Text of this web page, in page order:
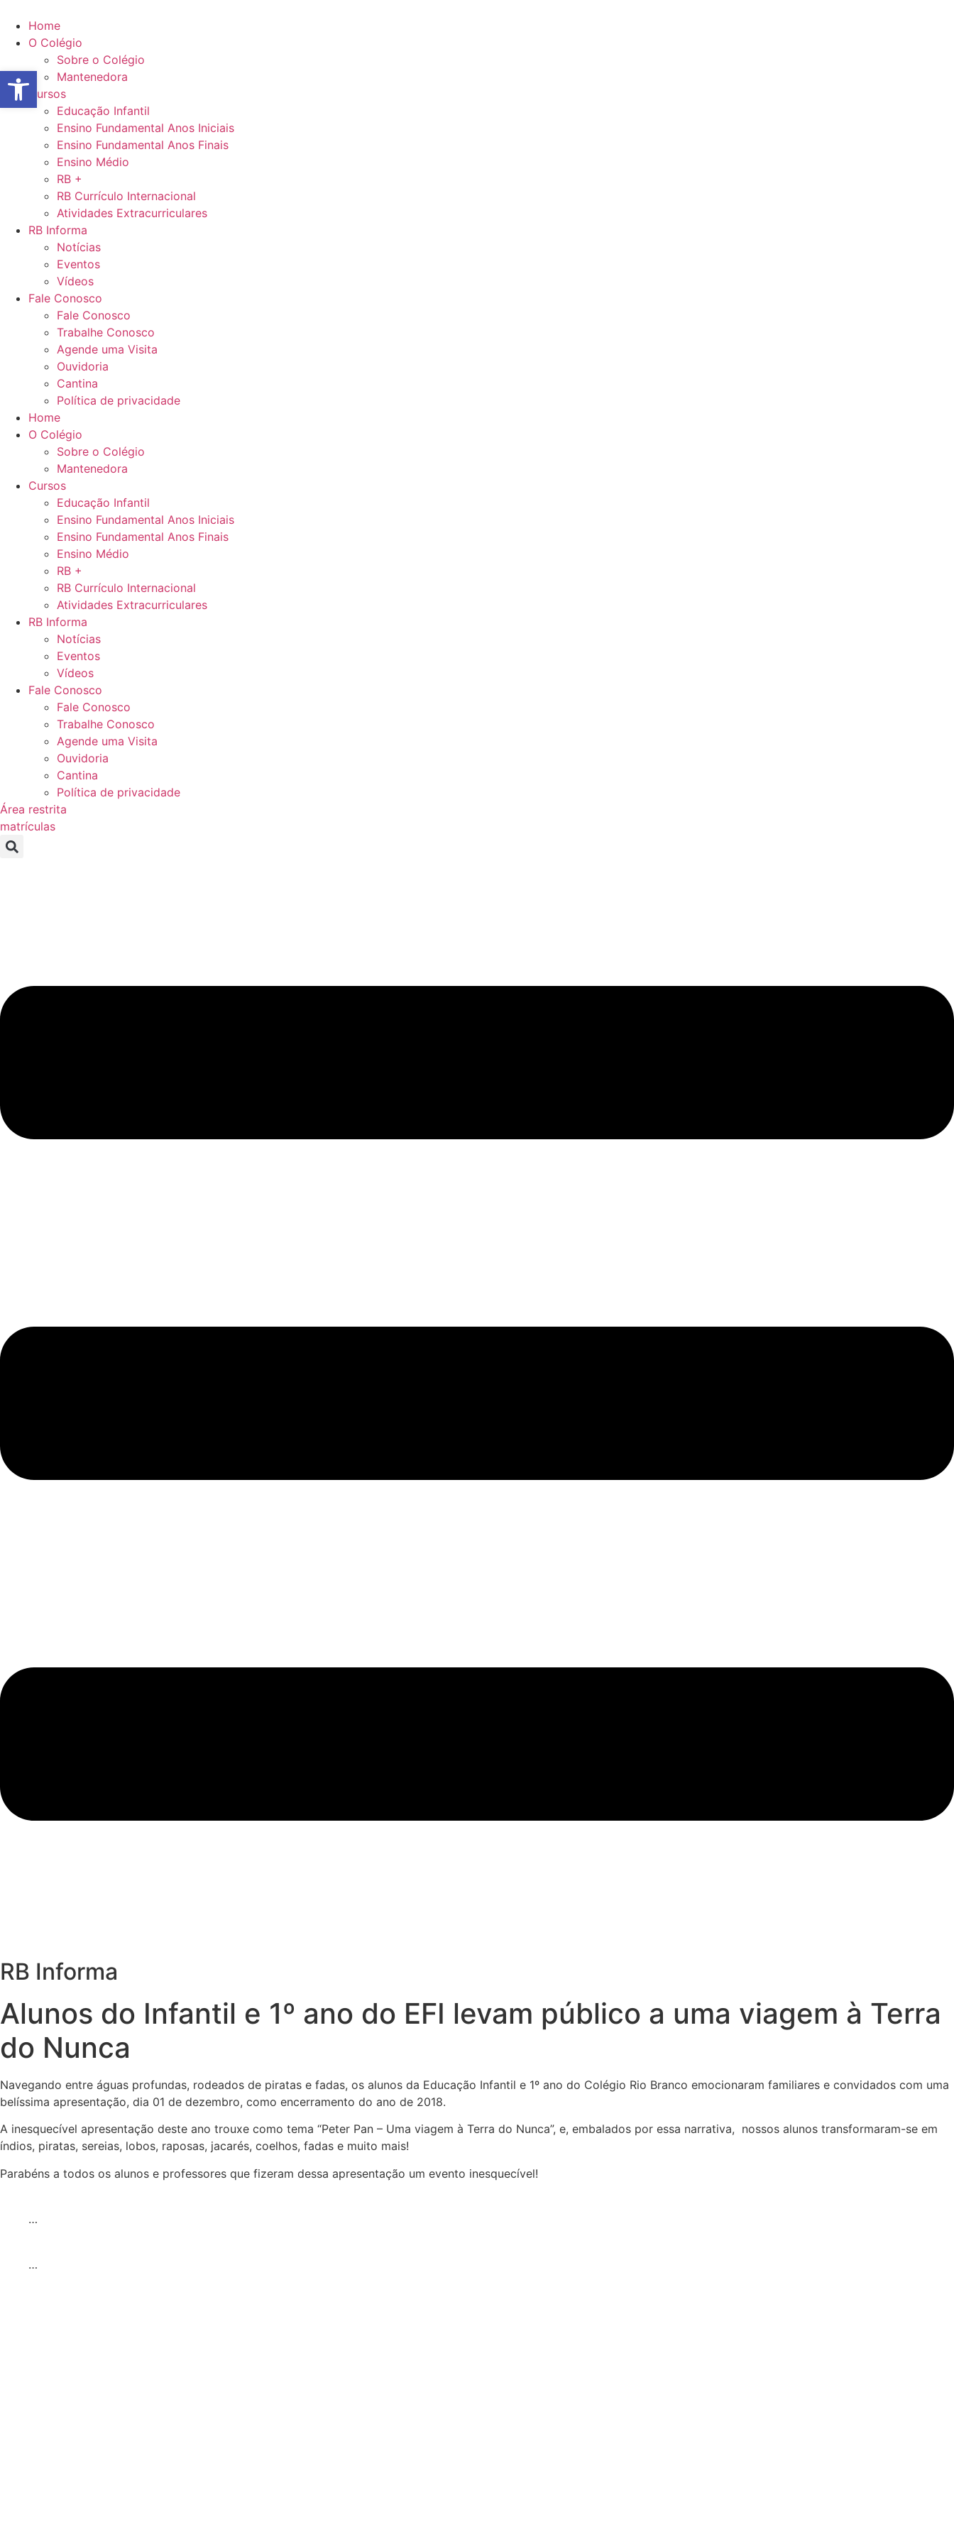
para
conteúdo
Home
O Colégio
Sobre o Colégio
Mantenedora
Cursos
Educação Infantil
Ensino Fundamental Anos Iniciais
Ensino Fundamental Anos Finais
Ensino Médio
RB +
RB Currículo Internacional
Atividades Extracurriculares
RB Informa
Notícias
Eventos
Vídeos
Fale Conosco
Fale Conosco
Trabalhe Conosco
Agende uma Visita
Ouvidoria
Cantina
Política de privacidade
Home
O Colégio
Sobre o Colégio
Mantenedora
Cursos
Educação Infantil
Ensino Fundamental Anos Iniciais
Ensino Fundamental Anos Finais
Ensino Médio
RB +
RB Currículo Internacional
Atividades Extracurriculares
RB Informa
Notícias
Eventos
Vídeos
Fale Conosco
Fale Conosco
Trabalhe Conosco
Agende uma Visita
Ouvidoria
Cantina
Política de privacidade
Área restrita
matrículas
RB Informa
Alunos do Infantil e 1º ano do EFI levam público a uma viagem à Terra
do Nunca
Navegando entre águas profundas, rodeados de piratas e fadas, os alunos da Educação Infantil e 1º ano do Colégio Rio Branco emocionaram familiares e convidados com uma
belíssima apresentação, dia 01 de dezembro, como encerramento do ano de 2018.
A inesquecível apresentação deste ano trouxe como tema “Peter Pan – Uma viagem à Terra do Nunca”, e, embalados por essa narrativa, nossos alunos transformaram-se em
índios, piratas, sereias, lobos, raposas, jacarés, coelhos, fadas e muito mais!
Parabéns a todos os alunos e professores que fizeram dessa apresentação um evento inesquecível!
…
…
Abrir a barra de ferramentas